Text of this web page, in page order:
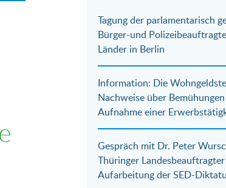
Tagung der parlamentarisch
Bürger-und
Länder in Berlin
Information: Die
Nachweise über
Aufnahme einer
Gespräch mit Dr. Peter
Thüringer
Aufarbeitung der SED-